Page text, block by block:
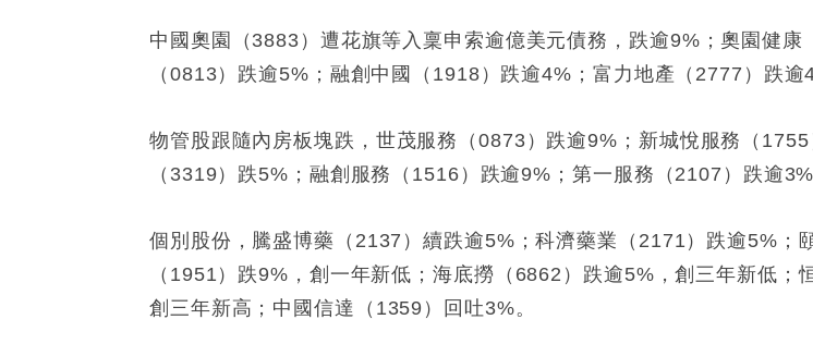
中國奧園（3883）遭花旗等入稟申索逾億美元債務，跌逾9%；奧園健
（0813）跌逾5%；融創中國（1918）跌逾4%；富力地產（2777）跌
物管股跟隨內房板塊跌，世茂服務（0873）跌逾9%；新城悅服務（
（3319）跌5%；融創服務（1516）跌逾9%；第一服務（2107）跌逾
個別股份，騰盛博藥（2137）續跌逾5%；科濟藥業（2171）跌逾5%；
（1951）跌9%，創一年新低；海底撈（6862）跌逾5%，創三年新低
創三年新高；中國信達（1359）回吐3%。